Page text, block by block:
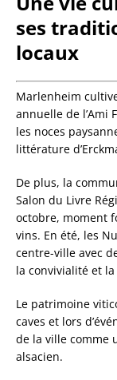
ses
locaux
Marlenheim
annuelle de l’Ami
les noces
littérature
De plus, la
Salon du Livre
octobre, moment
vins. En été, les
centre-ville avec
la convivialité et
Le patrimoine
caves et lors
de la ville comme
alsacien.